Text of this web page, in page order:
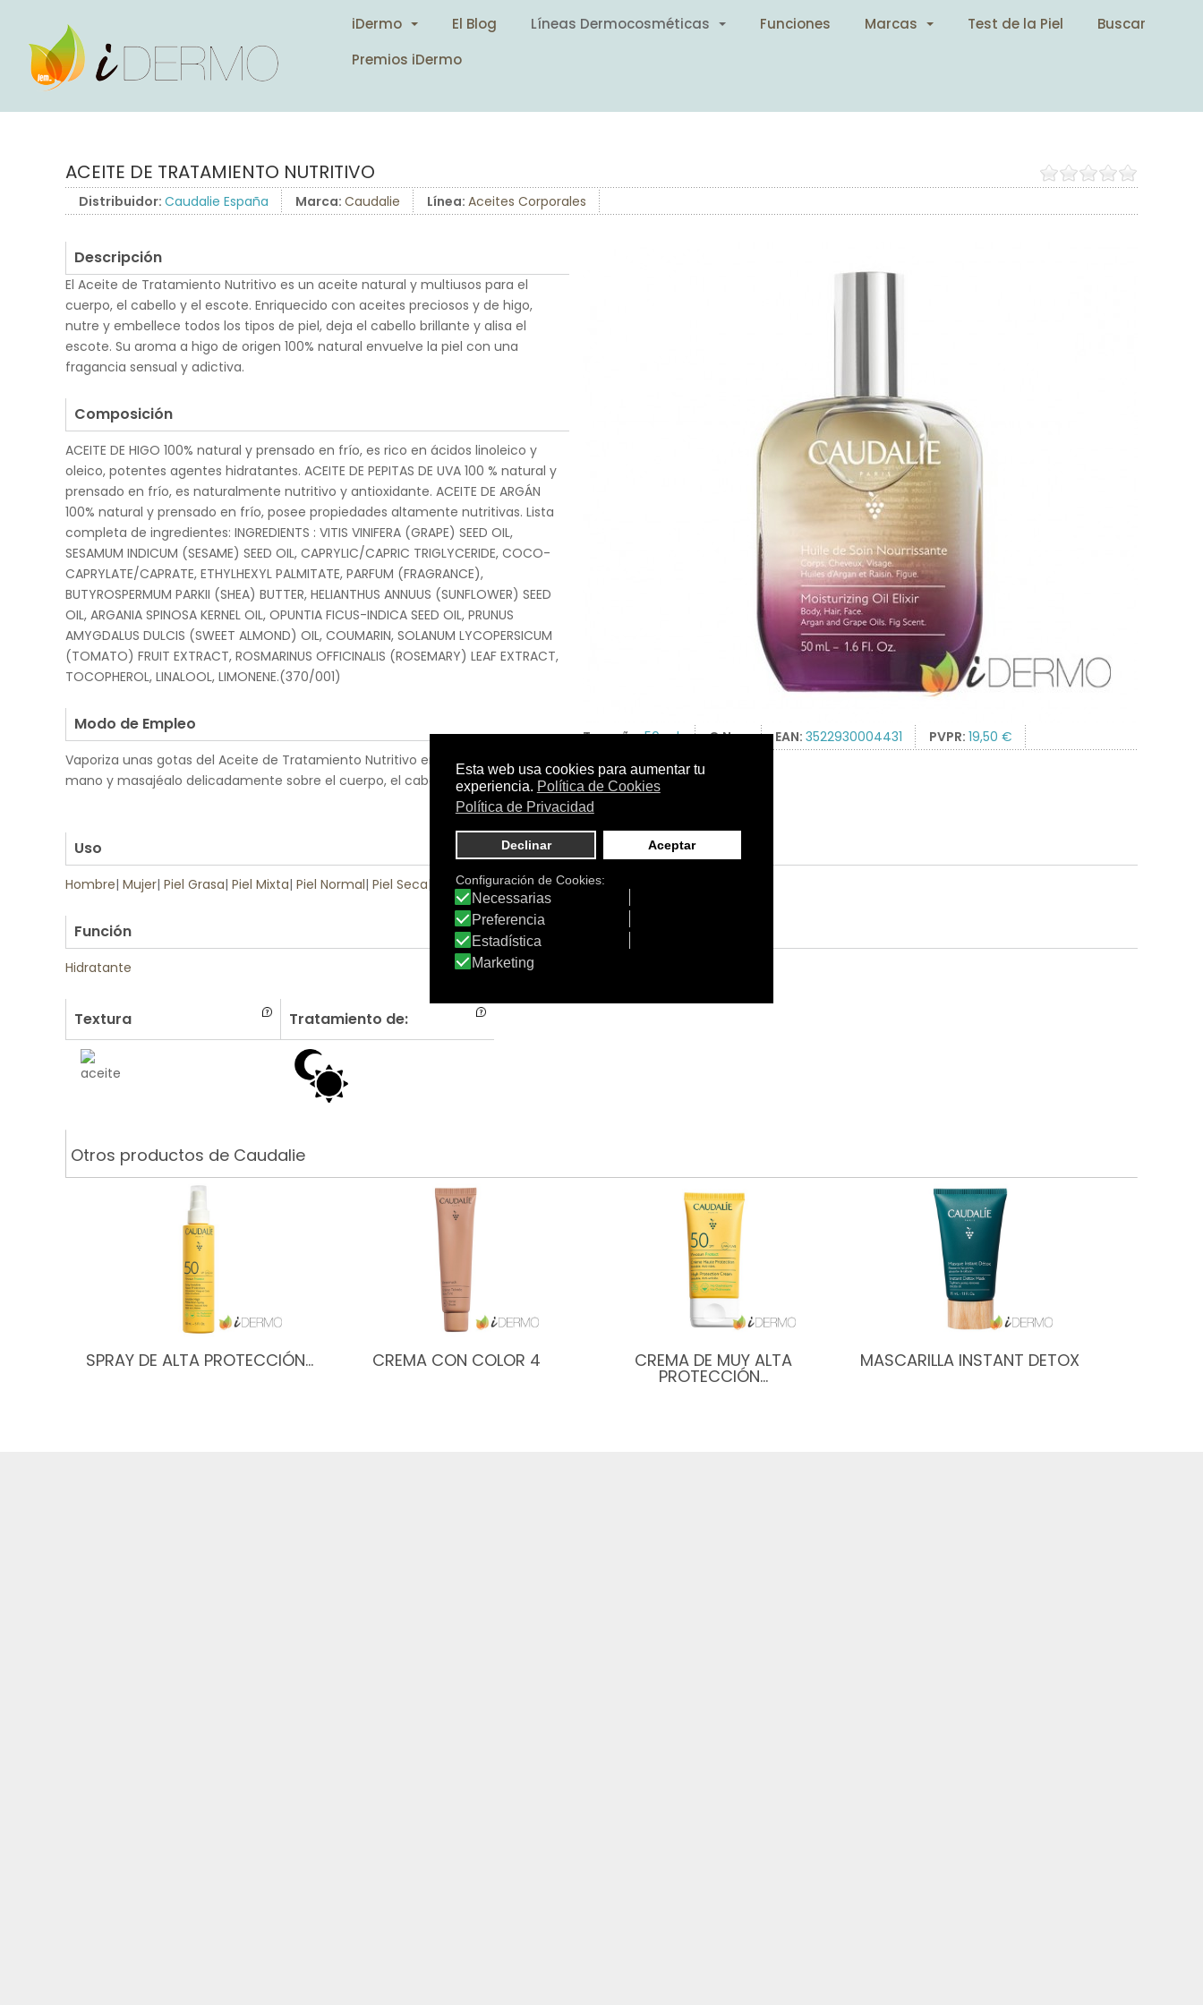
iDermo El Blog Líneas Dermocosméticas Funciones Marcas Test de la Piel
Buscar
Premios iDermo
ACEITE DE TRATAMIENTO NUTRITIVO
Distribuidor: Caudalie España Marca: Caudalie Línea: Aceites Corporales
Tamaño:50 ml. C.N.:- EAN: 3522930004431 PVPR: 19,50 €
Descripción
El Aceite de Tratamiento Nutritivo es un aceite natural y multiusos para el
cuerpo, el cabello y el escote. Enriquecido con aceites preciosos y de higo,
nutre y embellece todos los tipos de piel, deja el cabello brillante y alisa el
escote. Su aroma a higo de origen 100% natural envuelve la piel con una
fragancia sensual y adictiva.
Composición
ACEITE DE HIGO 100% natural y prensado en frío, es rico en ácidos linoleico y
oleico, potentes agentes hidratantes. ACEITE DE PEPITAS DE UVA 100 % natural y
prensado en frío, es naturalmente nutritivo y antioxidante. ACEITE DE ARGÁN
100% natural y prensado en frío, posee propiedades altamente nutritivas. Lista
completa de ingredientes: INGREDIENTS : VITIS VINIFERA (GRAPE) SEED OIL,
SESAMUM INDICUM (SESAME) SEED OIL, CAPRYLIC/CAPRIC TRIGLYCERIDE, COCO-
CAPRYLATE/CAPRATE, ETHYLHEXYL PALMITATE, PARFUM (FRAGRANCE),
BUTYROSPERMUM PARKII (SHEA) BUTTER, HELIANTHUS ANNUUS (SUNFLOWER) SEED
OIL, ARGANIA SPINOSA KERNEL OIL, OPUNTIA FICUS-INDICA SEED OIL, PRUNUS
AMYGDALUS DULCIS (SWEET ALMOND) OIL, COUMARIN, SOLANUM LYCOPERSICUM
(TOMATO) FRUIT EXTRACT, ROSMARINUS OFFICINALIS (ROSEMARY) LEAF EXTRACT,
TOCOPHEROL, LINALOOL, LIMONENE.(370/001)
Modo de Empleo
Vaporiza unas gotas del Aceite de Tratamiento Nutritivo en el hueco de la
mano y masajéalo delicadamente sobre el cuerpo, el cabello y el escote.
Uso
Hombre| Mujer| Piel Grasa| Piel Mixta| Piel Normal| Piel Seca| Piel Sensible|Rostro
Función
Hidratante
Textura Tratamiento de:
Otros productos de Caudalie
SPRAY DE ALTA PROTECCIÓN… CREMA CON COLOR 4 CREMA DE MUY ALTA
PROTECCIÓN…
MASCARILLA INSTANT DETOX